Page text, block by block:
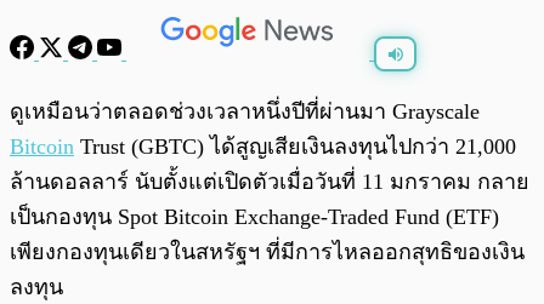
พร้อมเล่น
ดูเหมือนว่าตลอดช่วงเวลาหนึ่งปีที่ผ่านมา Grayscale
Bitcoin Trust (GBTC) ได้สูญเสียเงินลงทุนไปกว่า 21,000
ล้านดอลลาร์ นับตั้งแต่เปิดตัวเมื่อวันที่ 11 มกราคม กลาย
เป็นกองทุน Spot Bitcoin Exchange-Traded Fund (ETF)
เพียงกองทุนเดียวในสหรัฐฯ ที่มีการไหลออกสุทธิของเงิน
ลงทุน